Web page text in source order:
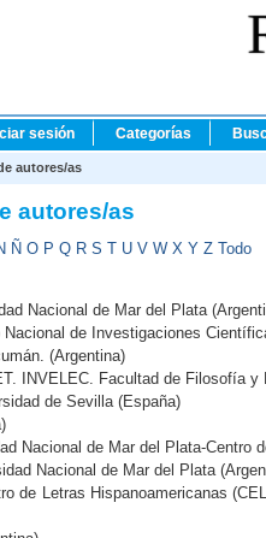
sesión Categorías
autores/as
autores/as
Ñ O P Q R S T U V W X Y Z Todo
Nacional de Mar del Plata
Nacional de Investigaciones
(Argentina)
INVELEC. Facultad de Filosofía
de Sevilla (España)
Nacional de Mar del Plata-Centro
Nacional de Mar del Plata
de Letras Hispanoamericanas